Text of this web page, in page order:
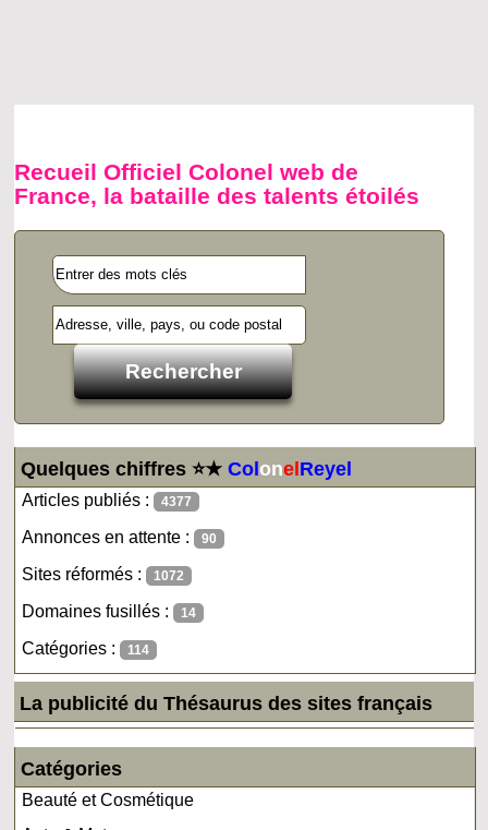
Recueil Officiel Colonel web de
France, la bataille des talents étoilés
Quelques chiffres ⭐★ColonelReyel
Articles publiés : 4377
Annonces en attente : 90
Sites réformés : 1072
Domaines fusillés : 14
Catégories : 114
La publicité du Thésaurus des sites français
Catégories
Beauté et Cosmétique